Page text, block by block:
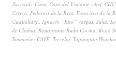
Zuccardi, Cami, Casa del Visitante, chef,
Cerezo, Federico de la Reta, Francisco de la
Gualtallary., Ignacio “Tato” Vargas, Julia,
de Chubut, Restaurante Ruda Cocina, Restó
Sommelier CAVE, Trevelin, Tupungato